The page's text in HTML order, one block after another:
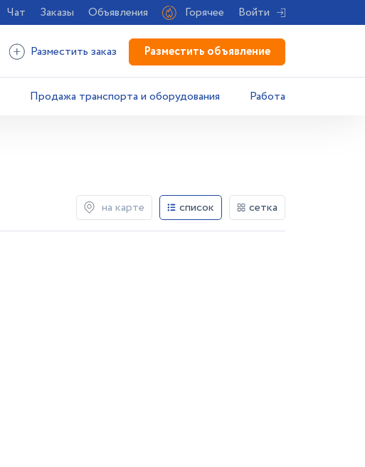
Чат Заказы Объявления Горячее Войти
Разместить заказ Разместить объявление
Продажа транспорта и оборудования Работа
на карте список сетка